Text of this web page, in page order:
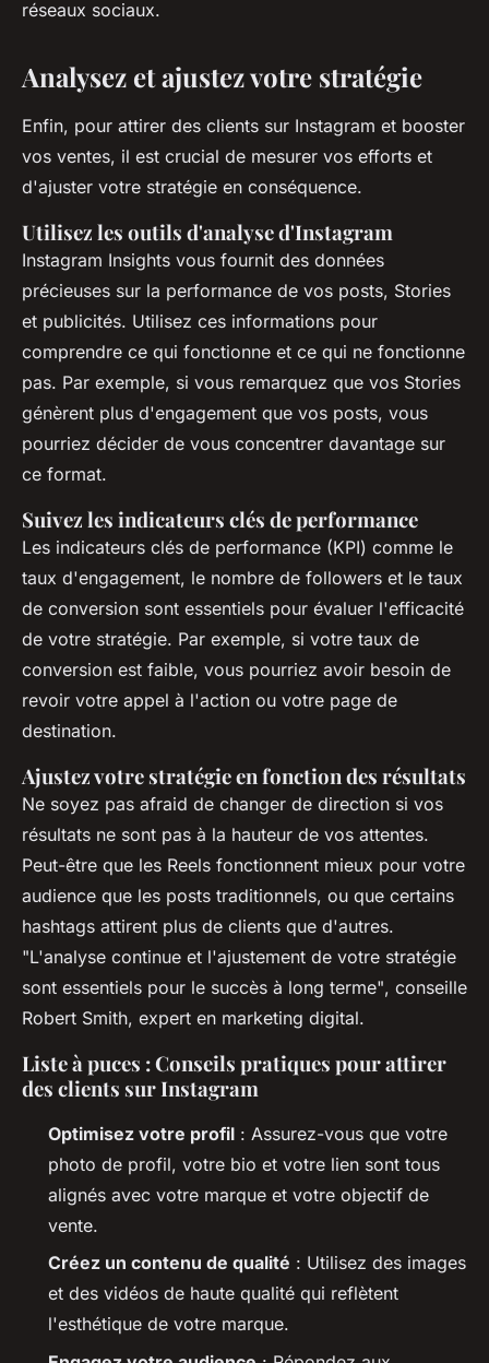
réseaux sociaux.
Analysez et ajustez votre stratégie
Enfin, pour attirer des clients sur Instagram et booster
vos ventes, il est crucial de mesurer vos efforts et
d'ajuster votre stratégie en conséquence.
Utilisez les outils d'analyse d'Instagram
Instagram Insights vous fournit des données
précieuses sur la performance de vos posts, Stories
et publicités. Utilisez ces informations pour
comprendre ce qui fonctionne et ce qui ne fonctionne
pas. Par exemple, si vous remarquez que vos Stories
génèrent plus d'engagement que vos posts, vous
pourriez décider de vous concentrer davantage sur
ce format.
Suivez les indicateurs clés de performance
Les indicateurs clés de performance (KPI) comme le
taux d'engagement, le nombre de followers et le taux
de conversion sont essentiels pour évaluer l'efficacité
de votre stratégie. Par exemple, si votre taux de
conversion est faible, vous pourriez avoir besoin de
revoir votre appel à l'action ou votre page de
destination.
Ajustez votre stratégie en fonction des résultats
Ne soyez pas afraid de changer de direction si vos
résultats ne sont pas à la hauteur de vos attentes.
Peut-être que les Reels fonctionnent mieux pour votre
audience que les posts traditionnels, ou que certains
hashtags attirent plus de clients que d'autres.
"L'analyse continue et l'ajustement de votre stratégie
sont essentiels pour le succès à long terme", conseille
Robert Smith, expert en marketing digital.
Liste à puces : Conseils pratiques pour attirer
des clients sur Instagram
Optimisez votre profil : Assurez-vous que votre
photo de profil, votre bio et votre lien sont tous
alignés avec votre marque et votre objectif de
vente.
Créez un contenu de qualité : Utilisez des images
et des vidéos de haute qualité qui reflètent
l'esthétique de votre marque.